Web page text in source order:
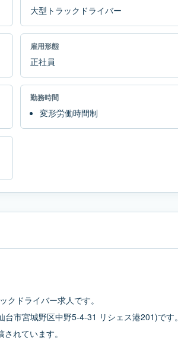
大型トラックドライバー
雇用形態
正社員
勤務時間
変形労働時間制
クドライバー求人です。
市宮城野区中野5-4-31 リシェス港201)です。
れています。